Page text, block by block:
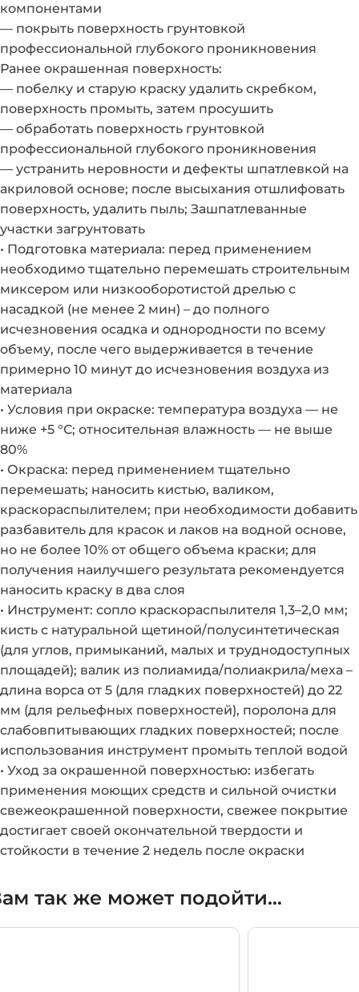
компонентами
— покрыть поверхность грунтовкой
профессиональной глубокого проникновения
Ранее окрашенная поверхность:
— побелку и старую краску удалить скребком,
поверхность промыть, затем просушить
— обработать поверхность грунтовкой
профессиональной глубокого проникновения
— устранить неровности и дефекты шпатлевкой на
акриловой основе; после высыхания отшлифовать
поверхность, удалить пыль; Зашпатлеванные
участки загрунтовать
• Подготовка материала: перед применением
необходимо тщательно перемешать строительным
миксером или низкооборотистой дрелью с
насадкой (не менее 2 мин) – до полного
исчезновения осадка и однородности по всему
объему, после чего выдерживается в течение
примерно 10 минут до исчезновения воздуха из
материала
• Условия при окраске: температура воздуха — не
ниже +5 °С; относительная влажность — не выше
80%
• Окраска: перед применением тщательно
перемешать; наносить кистью, валиком,
краскораспылителем; при необходимости добавить
разбавитель для красок и лаков на водной основе,
но не более 10% от общего объема краски; для
получения наилучшего результата рекомендуется
наносить краску в два слоя
• Инструмент: сопло краскораспылителя 1,3–2,0 мм;
кисть с натуральной щетиной/полусинтетическая
(для углов, примыканий, малых и труднодоступных
площадей); валик из полиамида/полиакрила/меха –
длина ворса от 5 (для гладких поверхностей) до 22
мм (для рельефных поверхностей), поролона для
слабовпитывающих гладких поверхностей; после
использования инструмент промыть теплой водой
• Уход за окрашенной поверхностью: избегать
применения моющих средств и сильной очистки
свежеокрашенной поверхности, свежее покрытие
достигает своей окончательной твердости и
стойкости в течение 2 недель после окраски
так же может подойти...